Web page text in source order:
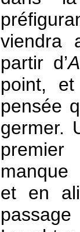
viendra
partir d’
point,
pensée
germer.
manque
et en